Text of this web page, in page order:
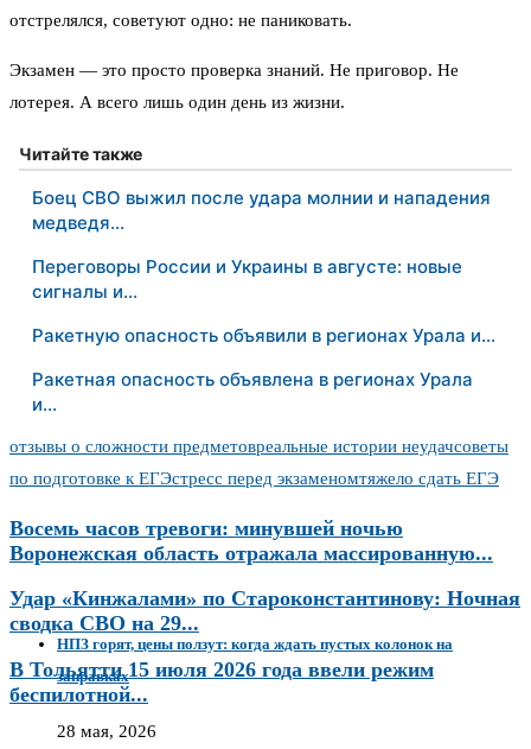
отстрелялся, советуют одно: не паниковать.
Экзамен — это просто проверка знаний. Не приговор. Не
лотерея. А всего лишь один день из жизни.
Читайте также
Боец СВО выжил после удара молнии и нападения
медведя…
Переговоры России и Украины в августе: новые
сигналы и…
Ракетную опасность объявили в регионах Урала и…
Ракетная опасность объявлена в регионах Урала
и…
отзывы о сложности предметовреальные истории неудачсоветы
по подготовке к ЕГЭстресс перед экзаменомтяжело сдать ЕГЭ
Восемь часов тревоги: минувшей ночью
Воронежская область отражала массированную...
Удар «Кинжалами» по Староконстантинову: Ночная
сводка СВО на 29...
В Тольятти 15 июля 2026 года ввели режим
беспилотной...
НПЗ горят, цены ползут: когда ждать пустых колонок на
заправках
28 мая, 2026